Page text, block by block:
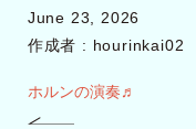
June 23, 2026
作成者 : hourinkai02
ホルンの演奏♬